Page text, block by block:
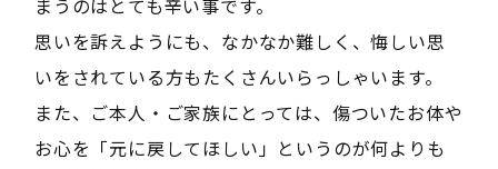
まうのはとても辛い事です。
思いを訴えようにも、なかなか難しく、悔しい思
いをされている方もたくさんいらっしゃいます。
また、ご本人・ご家族にとっては、傷ついたお体や
お心を「元に戻してほしい」というのが何よりも